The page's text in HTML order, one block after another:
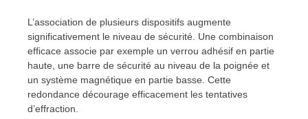
L’association de plusieurs dispositifs augmente
significativement le niveau de sécurité. Une combinaison
efficace associe par exemple un verrou adhésif en partie
haute, une barre de sécurité au niveau de la poignée et
un système magnétique en partie basse. Cette
redondance décourage efficacement les tentatives
d’effraction.